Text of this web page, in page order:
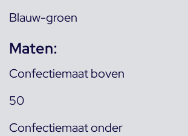
Blauw-groen
Maten:
Confectiemaat boven
50
Confectiemaat onder